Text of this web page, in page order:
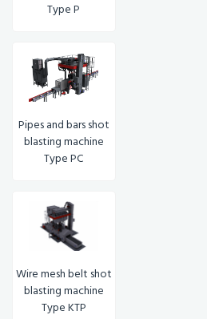
Type P
Pipes and bars shot
blasting machine
Type PC
Wire mesh belt shot
blasting machine
Type KTP